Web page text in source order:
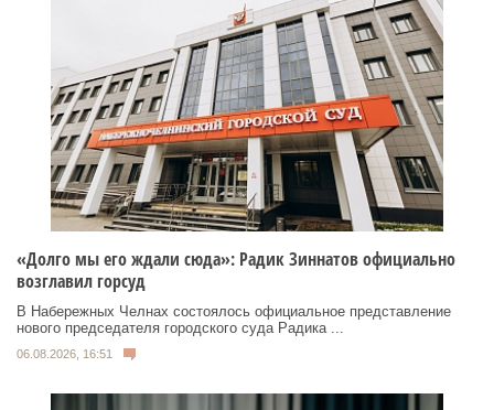
«Долго мы его ждали сюда»: Радик Зиннатов официально
возглавил горсуд
В Набережных Челнах состоялось официальное представление
нового председателя городского суда Радика ...
06.08.2026, 16:51